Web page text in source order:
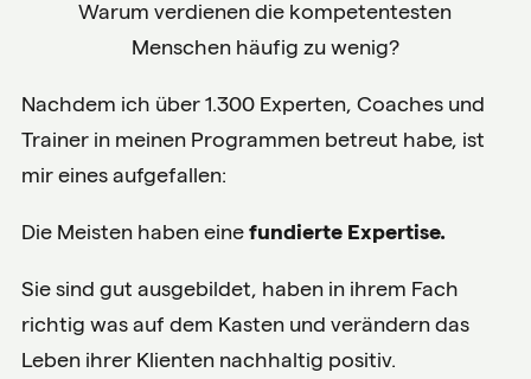
Warum verdienen die kompetentesten
Menschen häufig zu wenig?
Nachdem ich über 1.300 Experten, Coaches und
Trainer in meinen Programmen betreut habe, ist
mir eines aufgefallen:
Die Meisten haben eine fundierte Expertise.
Sie sind gut ausgebildet, haben in ihrem Fach
richtig was auf dem Kasten und verändern das
Leben ihrer Klienten nachhaltig positiv.